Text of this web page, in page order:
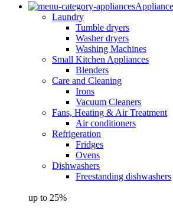
Laundry
Tumble dryers
Washer dryers
Washing Machines
Small Kitchen Appliances
Blenders
Care and Cleaning
Irons
Vacuum Cleaners
Fans, Heating & Air Treatment
Air conditioners
Refrigeration
Fridges
Ovens
Dishwashers
Freestanding dishwashers
up to 25%